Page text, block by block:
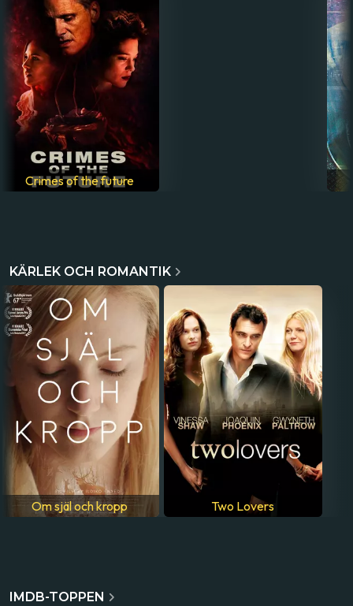
Crimes of the future
KÄRLEK OCH ROMANTIK
Om själ och kropp Two Lovers
IMDB-TOPPEN